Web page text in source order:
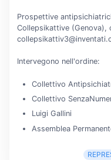
Prospettive
Collepsikattive (Genova),
Intervegono nell'ordine:
Collettivo
Collettivo
Luigi Gallini
Assemblea